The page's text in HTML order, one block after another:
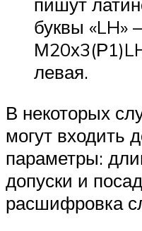
буквы
левая.
В некоторых
могут входить
параметры:
допуски и
расшифровка